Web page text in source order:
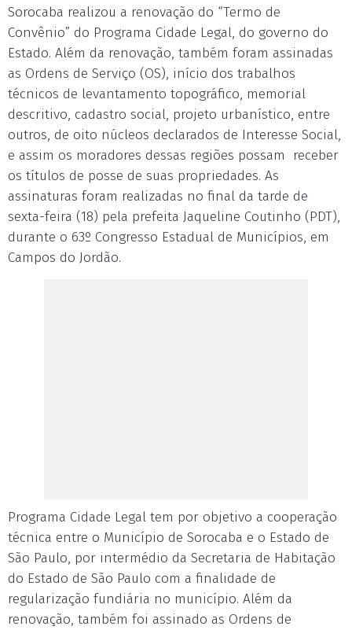
Sorocaba realizou a renovação do “Termo de
Convênio” do Programa Cidade Legal, do governo do
Estado. Além da renovação, também foram assinadas
as Ordens de Serviço (OS), início dos trabalhos
técnicos de levantamento topográfico, memorial
descritivo, cadastro social, projeto urbanístico, entre
outros, de oito núcleos declarados de Interesse Social,
e assim os moradores dessas regiões possam receber
os títulos de posse de suas propriedades. As
assinaturas foram realizadas no final da tarde de
sexta-feira (18) pela prefeita Jaqueline Coutinho (PDT),
durante o 63º Congresso Estadual de Municípios, em
Campos do Jordão.
Programa Cidade Legal tem por objetivo a cooperação
técnica entre o Município de Sorocaba e o Estado de
São Paulo, por intermédio da Secretaria de Habitação
do Estado de São Paulo com a finalidade de
regularização fundiária no município. Além da
renovação, também foi assinado as Ordens de